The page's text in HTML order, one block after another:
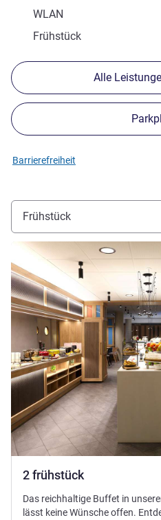
WLAN
Frühstück
Alle
Barrierefreiheit
Frühstück
2 frühstück
Details ansehen
Das reichhaltige Buffet in
lässt keine Wünsche offen.